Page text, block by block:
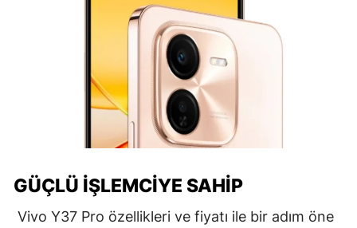
GÜÇLÜ İŞLEMCIYE SAHIP
Vivo Y37 Pro özellikleri ve fiyatı ile bir adım öne